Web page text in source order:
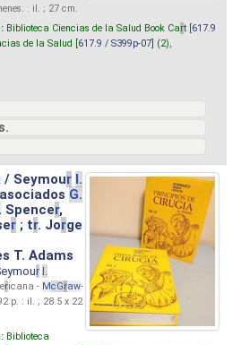
: il. ; 27 cm.
Biblioteca Ciencias de la Salud Book Cart [ 617.9
de la Salud [ 617.9 / S399p-07 ] (2),
/ Seymour I.
G.
Spencer,
r ; tr. Jorge
T. Adams
r I.
ricana - McGraw-
p. : il. ; 28.5 x 22
Biblioteca